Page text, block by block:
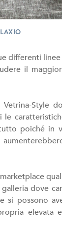
differenti
il
Style
le
poiché in
dove
si possono
elevata